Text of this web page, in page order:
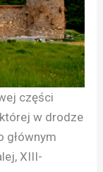
części
w drodze
głównym
XIII-